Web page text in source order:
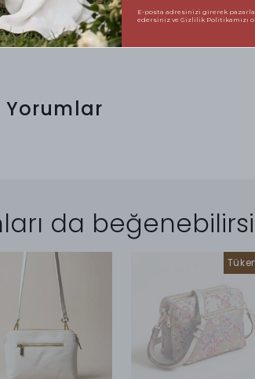
Yorumlar
da
E-posta adresinizi girerek
edersiniz ve Gizlilik Politikamızı